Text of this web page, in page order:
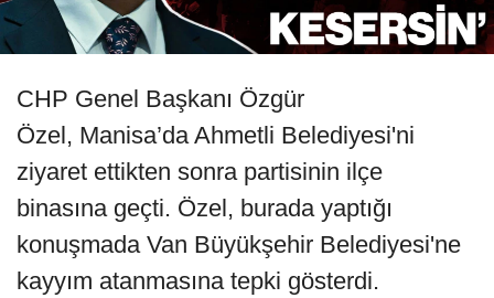
CHP Genel Başkanı Özgür
Özel, Manisa’da Ahmetli Belediyesi'ni
ziyaret ettikten sonra partisinin ilçe
binasına geçti. Özel, burada yaptığı
konuşmada Van Büyükşehir Belediyesi'ne
kayyım atanmasına tepki gösterdi.